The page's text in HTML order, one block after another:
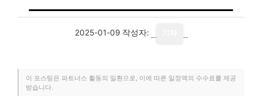
2025-01-09 작성자:
이 포스팅은 파트너스 활동의 일환으로, 이에 따른 일정액의 수수료를 제공
받습니다.